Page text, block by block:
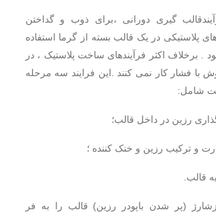
گیری دورانی ،برای ذوب و گداختن
پلاستیکی در یک قالب بسته از گرما استفاده
. برخلاف اکثر فرآیندهای ساخت پلاستیک ، در
با فشار کار نمی کنند .این فرایند سه مرحله
شامل:
(پر شدن باپودر رزین) قالب را به فر